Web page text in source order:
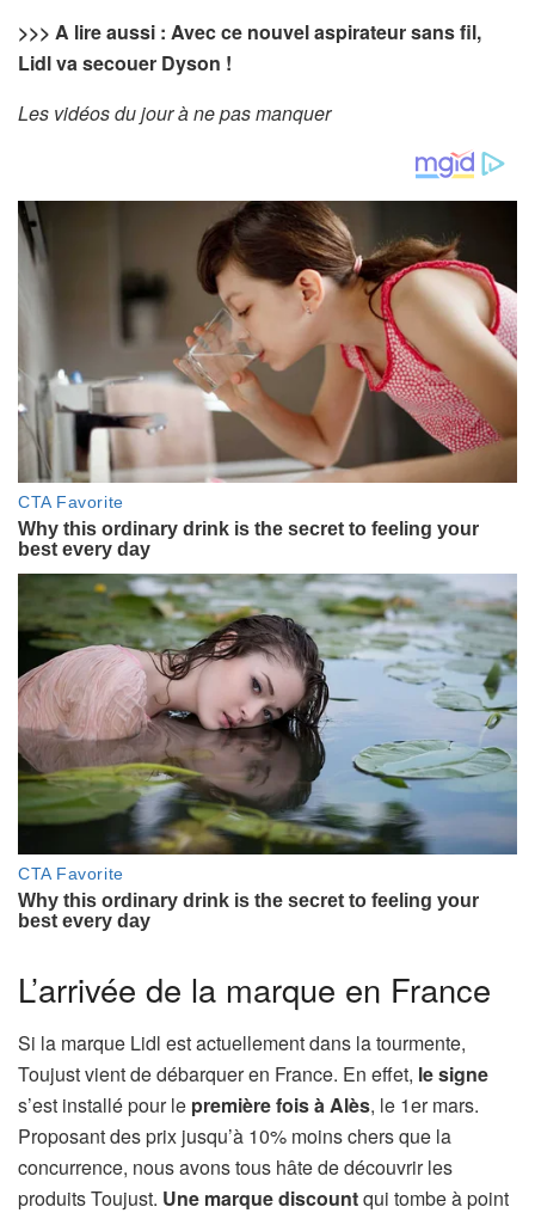
>>> A lire aussi : Avec ce nouvel aspirateur sans fil,
Lidl va secouer Dyson !
Les vidéos du jour à ne pas manquer
L’arrivée de la marque en France
Si la marque Lidl est actuellement dans la tourmente,
Toujust vient de débarquer en France. En effet, le signe
s’est installé pour le première fois à Alès, le 1er mars.
Proposant des prix jusqu’à 10% moins chers que la
concurrence, nous avons tous hâte de découvrir les
produits Toujust. Une marque discountqui tombe à point